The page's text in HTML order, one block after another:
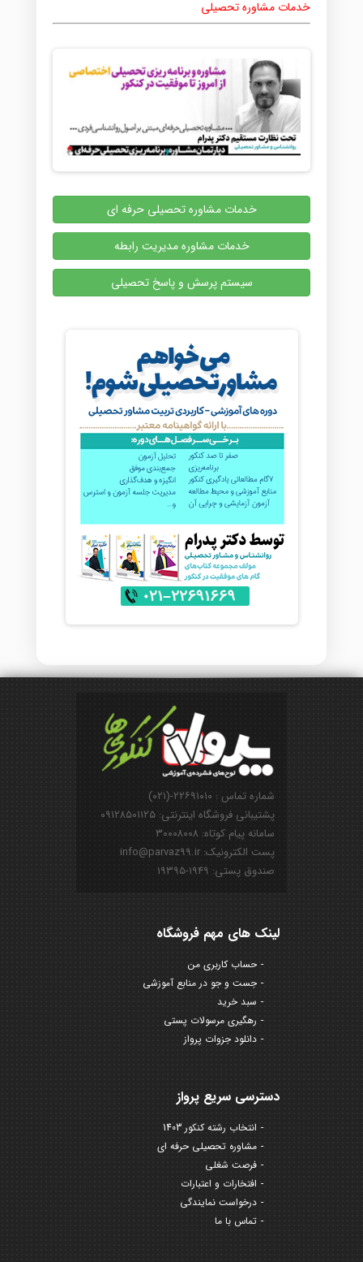
خدمات مشاوره تحصیلی
خدمات مشاوره تحصیلی حرفه ای
خدمات مشاوره مدیریت رابطه
سیستم پرسش و پاسخ تحصیلی
شماره تماس : ۲۲۶۹۱۰۱۰-(۰۲۱)
پشتیبانی فروشگاه اینترنتی: ۰۹۱۲۸۵۰۱۱۲۵
سامانه پیام کوتاه: ۳۰۰۰۸۰۰۸
پست الکترونیک: info@parvaz99.ir
صندوق پستی: ۱۹۴۹-۱۹۳۹۵
لینک های مهم فروشگاه
حساب کاربری من
جست و جو در منابع آموزشی
سبد خرید
رهگیری مرسولات پستی
دانلود جزوات پرواز
دسترسی سریع پرواز
انتخاب رشته کنکور 1403
مشاوره تحصیلی حرفه ای
فرصت شغلی
افتخارات و اعتبارات
درخواست نمایندگی
تماس با ما